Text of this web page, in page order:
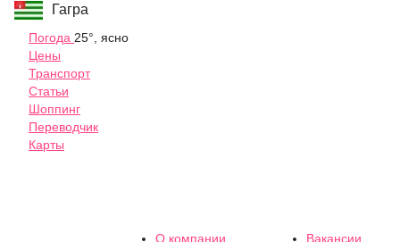
Гагра
Погода 25°, ясно
Цены
Транспорт
Статьи
Шоппинг
Переводчик
Карты
О компании Вакансии